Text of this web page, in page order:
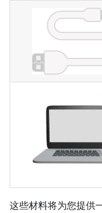
这些材料将为您提供